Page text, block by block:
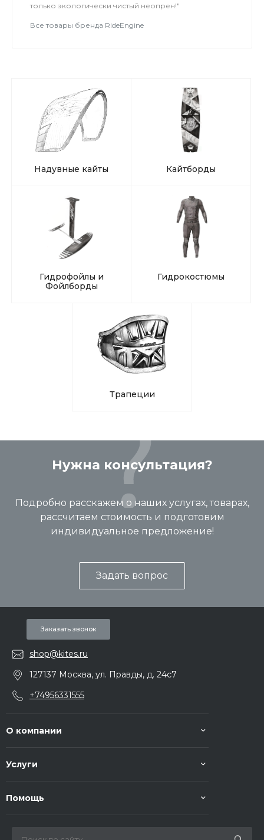
только экологически чистый неопрен!"
Все товары бренда RideEngine
Надувные кайты Кайтборды
Гидрофойлы и
Фойлборды
Гидрокостюмы
Трапеции
Нужна консультация?
Подробно расскажем о наших услугах, товарах,
рассчитаем стоимость и подготовим
индивидуальное предложение!
Задать вопрос
Заказать звонок
shop@kites.ru
127137 Москва, ул. Правды, д. 24с7
+74956331555
О компании
Услуги
Помощь